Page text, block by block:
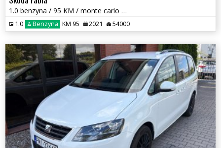
1.0 benzyna / 95 KM / monte carlo / panorama / zadbany / zamiana
1.0 Benzyna KM 95 2021 54000